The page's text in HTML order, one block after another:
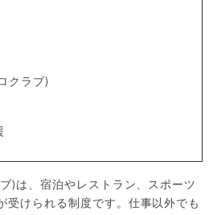
クラブ)
)は、宿泊やレストラン、スポーツ
受けられる制度です。仕事以外でも